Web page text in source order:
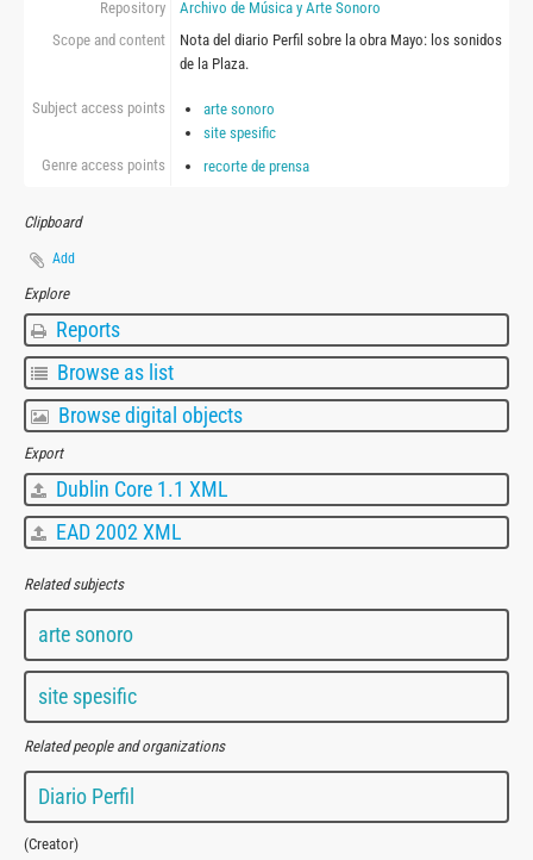
Repository
Archivo de Música y Arte Sonoro
Scope and content
Nota del diario Perfil sobre la obra Mayo: los sonidos
de la Plaza.
Subject access points
arte sonoro
site spesific
Genre access points
recorte de prensa
Clipboard
Add
Explore
Reports
Browse as list
Browse digital objects
Export
Dublin Core 1.1 XML
EAD 2002 XML
Related subjects
arte sonoro
site spesific
Related people and organizations
Diario Perfil
(Creator)